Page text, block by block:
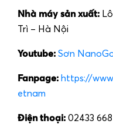
Nhà máy sản xuất:
Trì – Hà Nội
Youtube: Sơn
Fanpage: https://
etnam
Điện thoại: 02433